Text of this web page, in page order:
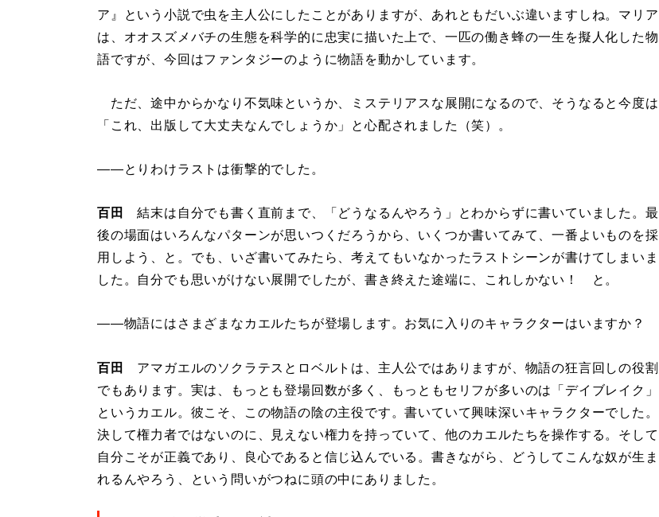
ア』という小説で虫を主人公にしたことがありますが、あれともだいぶ違いますしね。マリア
は、オオスズメバチの生態を科学的に忠実に描いた上で、一匹の働き蜂の一生を擬人化した物
語ですが、今回はファンタジーのように物語を動かしています。
ただ、途中からかなり不気味というか、ミステリアスな展開になるので、そうなると今度は
「これ、出版して大丈夫なんでしょうか」と心配されました（笑）。
――とりわけラストは衝撃的でした。
百田
結末は自分でも書く直前まで、「どうなるんやろう」とわからずに書いていました。最
後の場面はいろんなパターンが思いつくだろうから、いくつか書いてみて、一番よいものを採
用しよう、と。でも、いざ書いてみたら、考えてもいなかったラストシーンが書けてしまいま
した。自分でも思いがけない展開でしたが、書き終えた途端に、これしかない！ と。
――物語にはさまざまなカエルたちが登場します。お気に入りのキャラクターはいますか？
百田
アマガエルのソクラテスとロベルトは、主人公ではありますが、物語の狂言回しの役割
でもあります。実は、もっとも登場回数が多く、もっともセリフが多いのは「デイブレイク」
というカエル。彼こそ、この物語の陰の主役です。書いていて興味深いキャラクターでした。
決して権力者ではないのに、見えない権力を持っていて、他のカエルたちを操作する。そして
自分こそが正義であり、良心であると信じ込んでいる。書きながら、どうしてこんな奴が生ま
れるんやろう、という問いがつねに頭の中にありました。